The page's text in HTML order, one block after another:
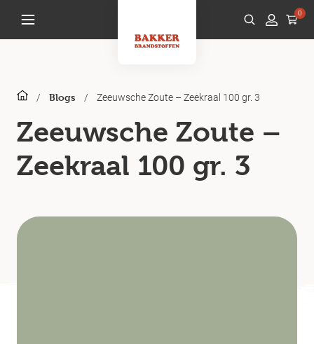
0
/ Blogs / Zeeuwsche Zoute – Zeekraal 100 gr. 3
Zeeuwsche Zoute –
Zeekraal 100 gr. 3